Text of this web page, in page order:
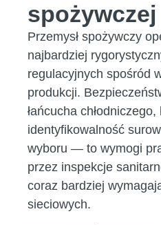
spożywczej
Przemysł spożywczy
najbardziej
regulacyjnych spośród
produkcji.
łańcucha
identyfikowalność
wyboru — to wymogi
przez inspekcje
coraz bardziej
sieciowych.